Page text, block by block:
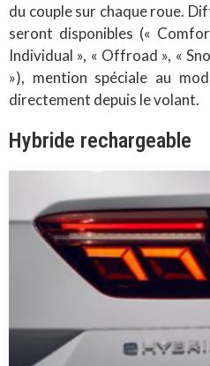
du couple sur chaque roue.
seront disponibles («
Individual », « Offroad », «
»), mention spéciale au
directement depuis le volant.
Hybride rechargeable